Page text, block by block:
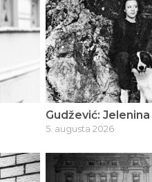
Gudžević:
5. augusta 2026.